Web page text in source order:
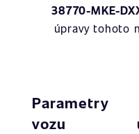
38770-MKE-
úpravy tohoto
Parametry
vozu